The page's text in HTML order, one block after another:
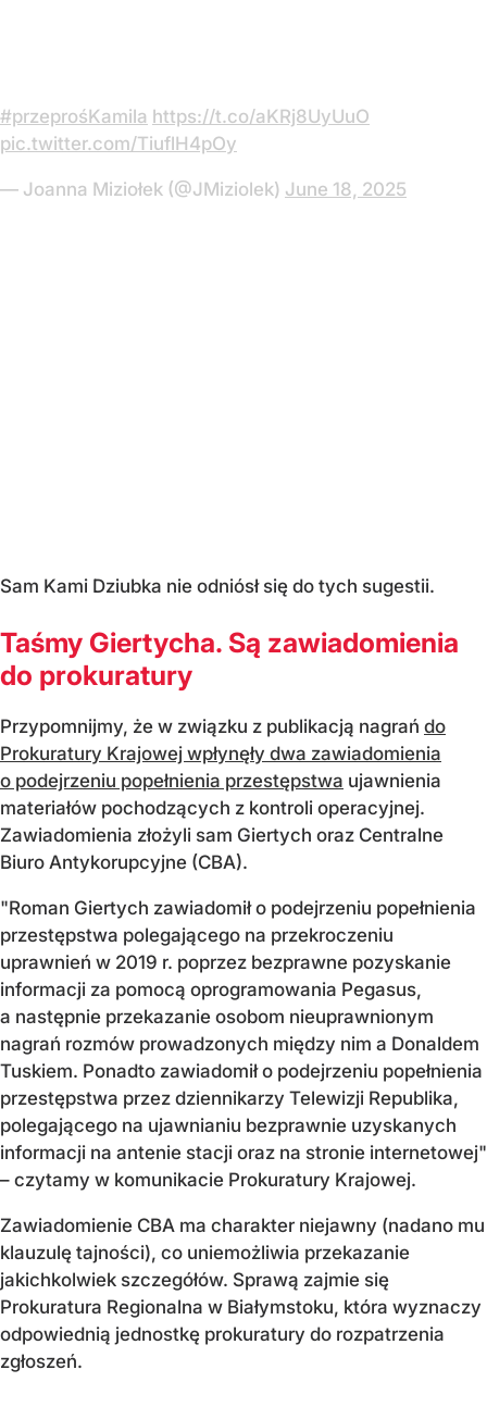
#przeprośKamila https://t.co/aKRj8UyUuO
pic.twitter.com/TiuflH4pOy
— Joanna Miziołek (@JMiziolek) June 18, 2025
Sam Kami Dziubka nie odniósł się do tych sugestii.
Taśmy Giertycha. Są zawiadomienia
do prokuratury
Przypomnijmy, że w związku z publikacją nagrań do
Prokuratury Krajowej wpłynęły dwa zawiadomienia
o podejrzeniu popełnienia przestępstwa ujawnienia
materiałów pochodzących z kontroli operacyjnej.
Zawiadomienia złożyli sam Giertych oraz Centralne
Biuro Antykorupcyjne (CBA).
"Roman Giertych zawiadomił o podejrzeniu popełnienia
przestępstwa polegającego na przekroczeniu
uprawnień w 2019 r. poprzez bezprawne pozyskanie
informacji za pomocą oprogramowania Pegasus,
a następnie przekazanie osobom nieuprawnionym
nagrań rozmów prowadzonych między nim a Donaldem
Tuskiem. Ponadto zawiadomił o podejrzeniu popełnienia
przestępstwa przez dziennikarzy Telewizji Republika,
polegającego na ujawnianiu bezprawnie uzyskanych
informacji na antenie stacji oraz na stronie internetowej"
– czytamy w komunikacie Prokuratury Krajowej.
Zawiadomienie CBA ma charakter niejawny (nadano mu
klauzulę tajności), co uniemożliwia przekazanie
jakichkolwiek szczegółów. Sprawą zajmie się
Prokuratura Regionalna w Białymstoku, która wyznaczy
odpowiednią jednostkę prokuratury do rozpatrzenia
zgłoszeń.